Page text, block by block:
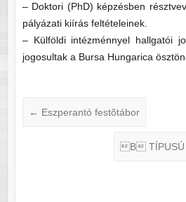
– Doktori (PhD) képzésben
pályázati kiírás feltételeinek.
– Külföldi intézménnyel hallgatói
jogosultak a Bursa Hungarica
← Eszperantó festõtábor
B TÍPUSÚ